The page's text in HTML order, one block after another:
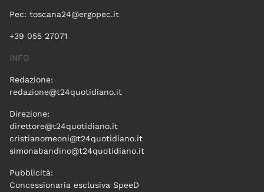
Pec: toscana24@ergopec.it
+39 055 27071
INFO
Redazione:
redazione@t24quotidiano.it
Direzione:
direttore@t24quotidiano.it
cristianomeoni@t24quotidiano.it
simonabandino@t24quotidiano.it
Pubblicità:
Concessionaria esclusiva SpeeD